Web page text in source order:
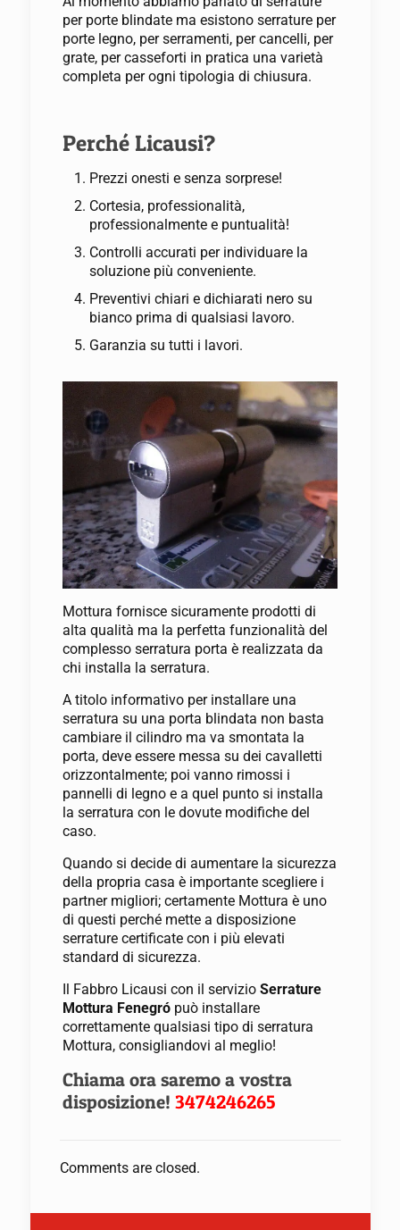
per porte blindate ma esistono serrature per
porte legno, per serramenti, per cancelli, per
grate, per casseforti in pratica una varietà
completa per ogni tipologia di chiusura.
Perché Licausi?
Prezzi onesti e senza sorprese!
Cortesia, professionalità,
professionalmente e puntualità!
Controlli accurati per individuare la
soluzione più conveniente.
Preventivi chiari e dichiarati nero su
bianco prima di qualsiasi lavoro.
Garanzia su tutti i lavori.
Mottura fornisce sicuramente prodotti di
alta qualità ma la perfetta funzionalità del
complesso serratura porta è realizzata da
chi installa la serratura.
A titolo informativo per installare una
serratura su una porta blindata non basta
cambiare il cilindro ma va smontata la
porta, deve essere messa su dei cavalletti
orizzontalmente; poi vanno rimossi i
pannelli di legno e a quel punto si installa
la serratura con le dovute modifiche del
caso.
Quando si decide di aumentare la sicurezza
della propria casa è importante scegliere i
partner migliori; certamente Mottura è uno
di questi perché mette a disposizione
serrature certificate con i più elevati
standard di sicurezza.
Il Fabbro Licausi con il servizio Serrature
Mottura Fenegró può installare
correttamente qualsiasi tipo di serratura
Mottura, consigliandovi al meglio!
Chiama ora saremo a vostra
disposizione! 3474246265
Comments are closed.